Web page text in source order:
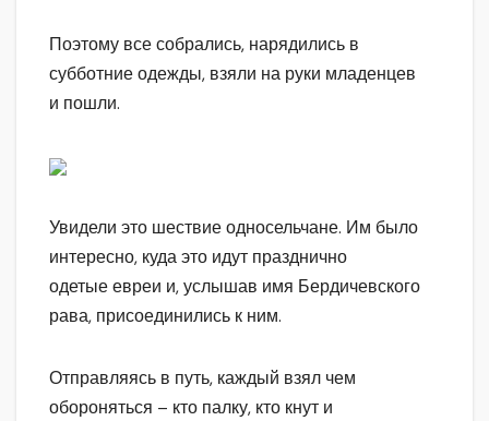
Поэтому все собрались, нарядились в
субботние одежды, взяли на руки младенцев
и пошли.
Увидели это шествие односельчане. Им было
интересно, куда это идут празднично
одетые евреи и, услышав имя Бердичевского
рава, присоединились к ним.
Отправляясь в путь, каждый взял чем
обороняться – кто палку, кто кнут и